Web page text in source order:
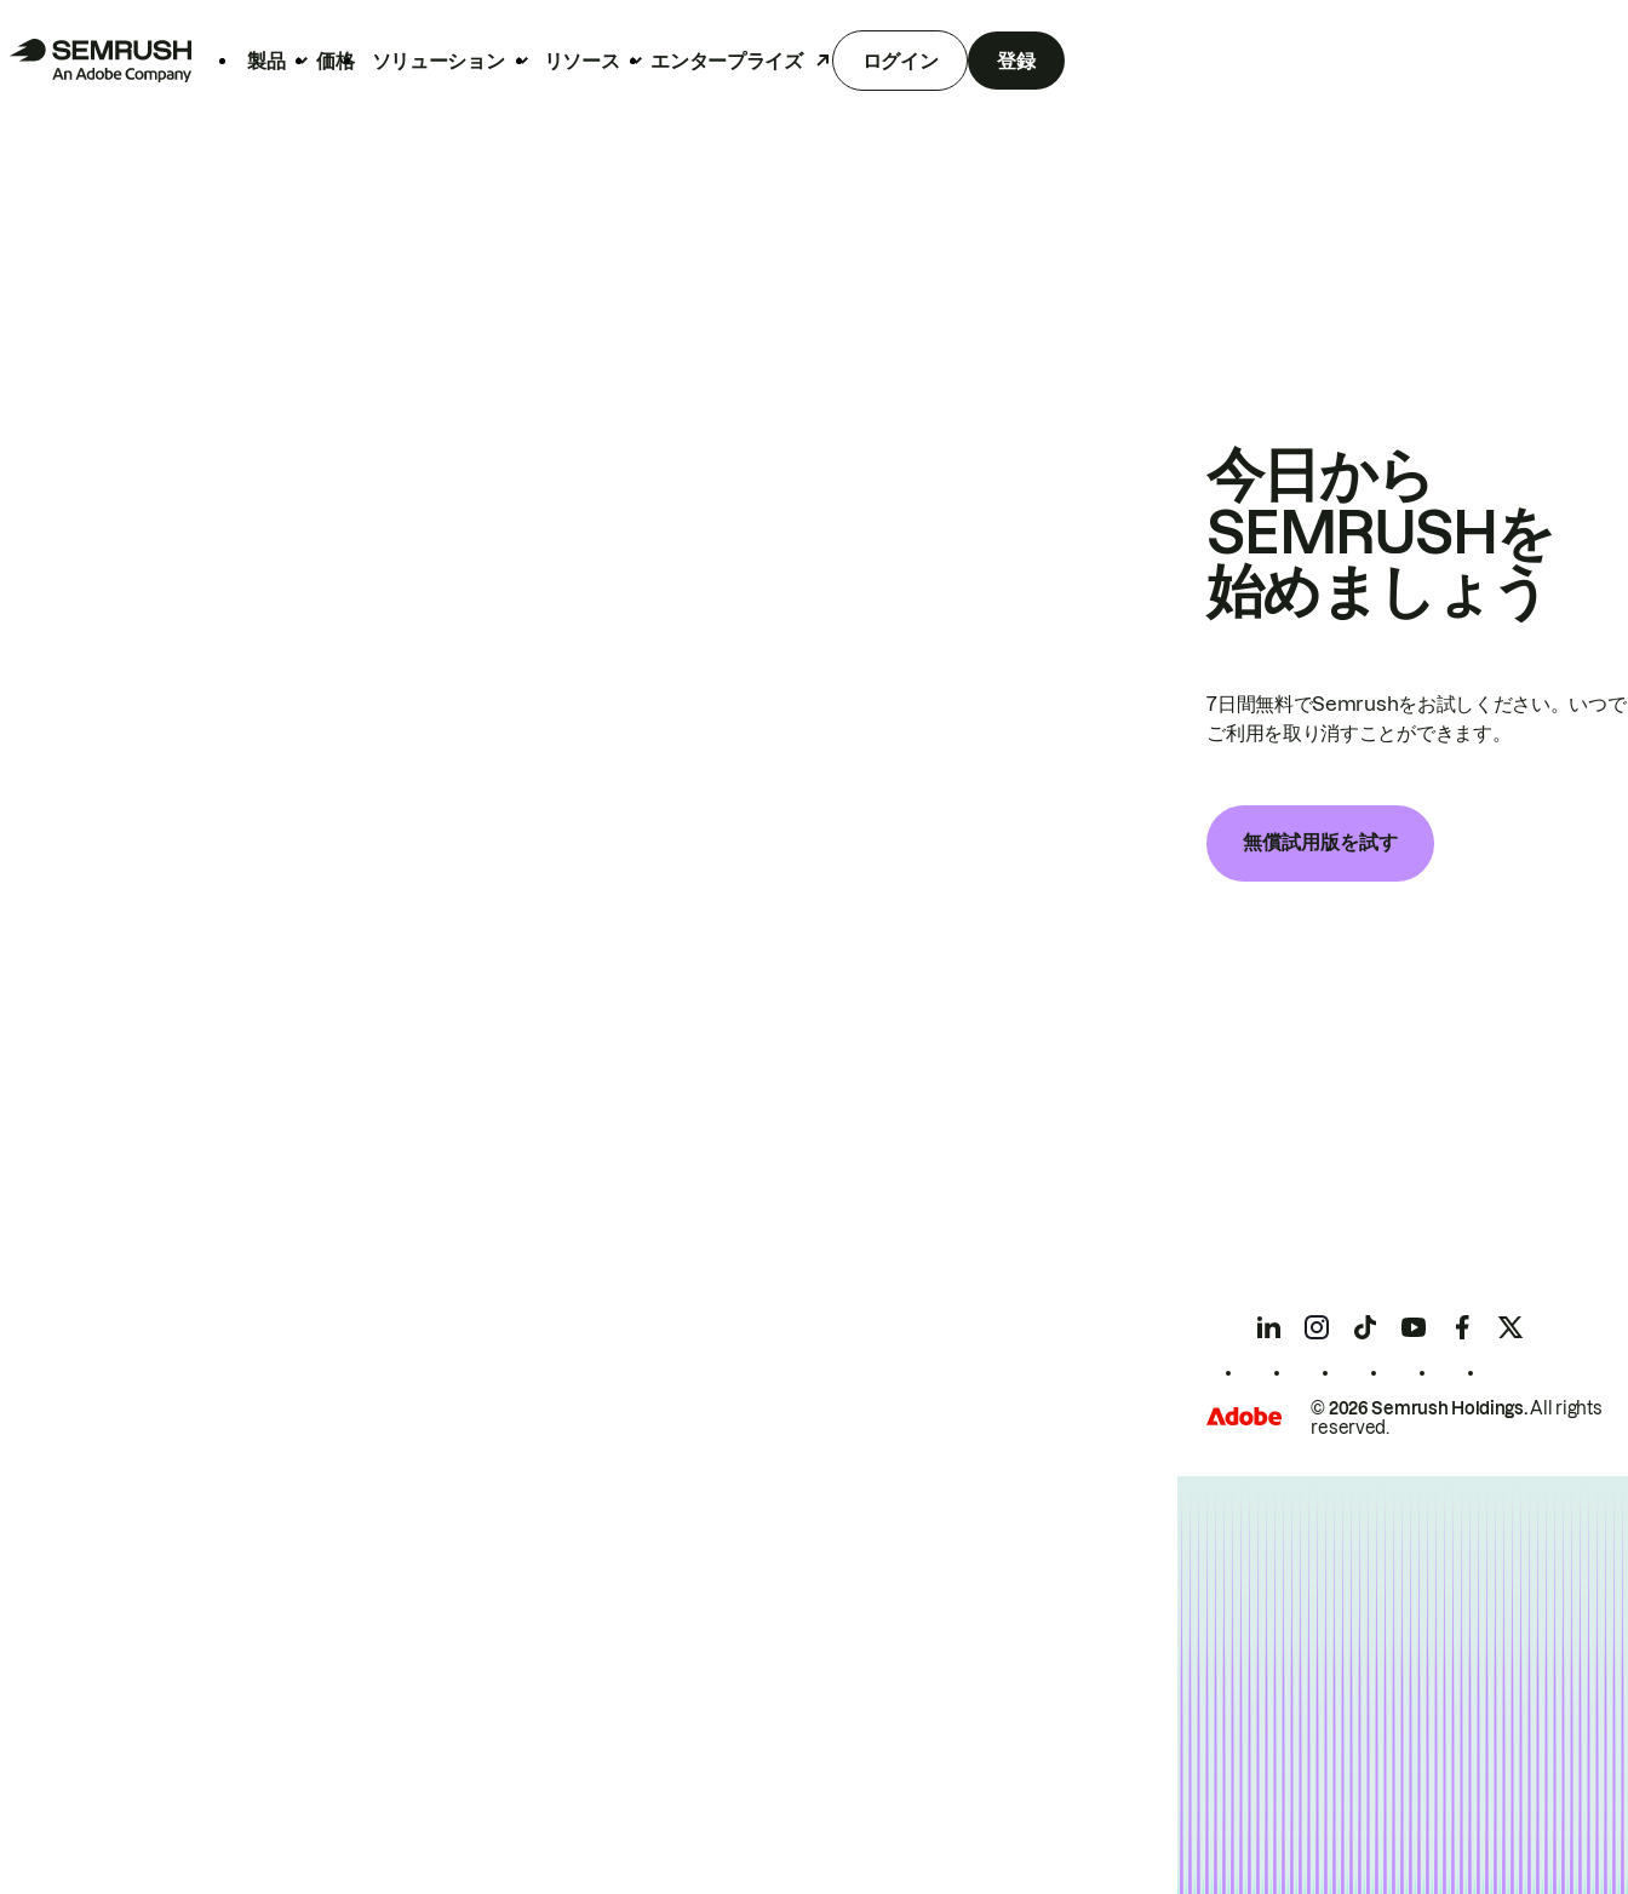
製品 価格 ソリューション リソース エンタープライズ ログイン 登録
今日から
SEMRUSHを
始めましょう
7日間無料でSemrushをお試しください。いつ
ご利用を取り消すことができます。
無償試用版を試す
© 2026 Semrush Holdings.All rights
reserved.